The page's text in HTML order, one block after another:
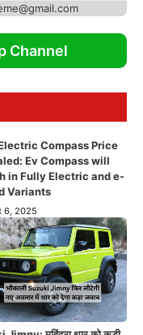
Channel
Compass Price
Ev Compass will
in Fully Electric and e-
Variants
6, 2025